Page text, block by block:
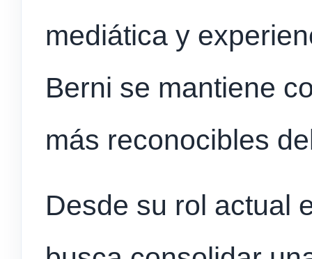
mediática y
Berni se mantiene
más reconocibles
Desde su rol actual